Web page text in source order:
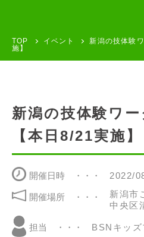
TOP イベント
新潟の技体験
施】
新潟の技体験ワ
【本日8/21実施】
開催日時 2022/
開催場所
新潟市
中央区
担当 BSNキッズ